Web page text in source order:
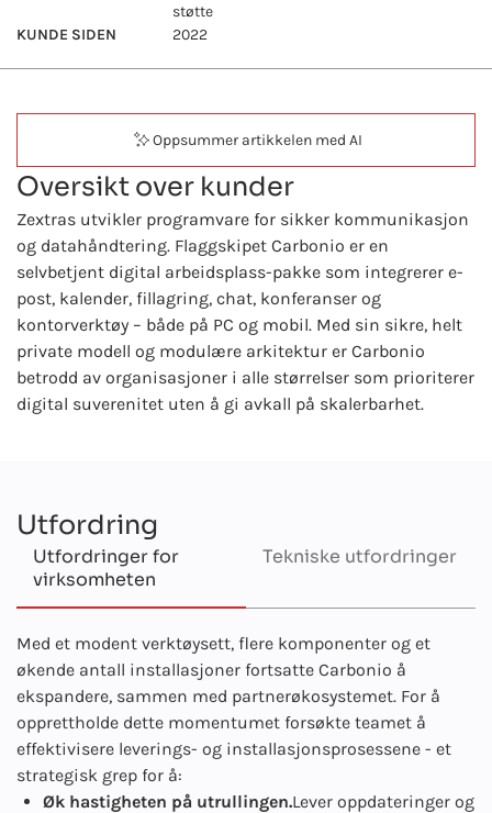
støtte
KUNDE SIDEN
2022
Oversikt over kunder
Oppsummer artikkelen med AI
Zextras utvikler programvare for sikker kommunikasjon
og datahåndtering. Flaggskipet Carbonio er en
selvbetjent digital arbeidsplass-pakke som integrerer e-
post, kalender, fillagring, chat, konferanser og
kontorverktøy – både på PC og mobil. Med sin sikre, helt
private modell og modulære arkitektur er Carbonio
betrodd av organisasjoner i alle størrelser som prioriterer
digital suverenitet uten å gi avkall på skalerbarhet.
Utfordring
Utfordringer for
virksomheten
Tekniske utfordringer
Med et modent verktøysett, flere komponenter og et
økende antall installasjoner fortsatte Carbonio å
ekspandere, sammen med partnerøkosystemet. For å
opprettholde dette momentumet forsøkte teamet å
effektivisere leverings- og installasjonsprosessene - et
strategisk grep for å:
Øk hastigheten på utrullingen.Lever oppdateringer og